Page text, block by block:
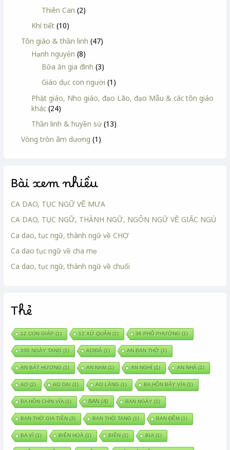
Thiên Can (2)
Khí tiết (10)
Tôn giáo & thần linh (47)
Hạnh nguyện (8)
Bữa ăn gia đình (3)
Giáo dục con người (1)
Phật giáo, Nho giáo, đạo Lão, đạo Mẫu & các tôn giáo
khác (24)
Thần linh & huyền sử (13)
Vòng tròn âm dương (1)
Bài xem nhiều
CA DAO, TỤC NGỮ VỀ MƯA
CA DAO, TỤC NGỮ, THÀNH NGỮ, NGÔN NGỮ VỀ GIẤC NGỦ
Ca dao, tục ngữ, thành ngữ về CHỢ
Ca dao tục ngữ về cha mẹ
Ca dao, tục ngữ, thành ngữ về chuối
Thẻ
12 CON GIÁP (1) 12 XỨ QUÂN (1) 36 PHỐ PHƯỜNG (1)
100 NGÀY TANG (1) ADIĐÀ (1) AN BAN THỜ(1)
AN BÁT HƯƠNG (1) AN NAM(1) AN NGHỈ (1) AN NHÀ (1)
AO (2) AO DẠI (1) AO LÀNG (1) BA HỒN BẢY VÍA(1)
BA HỒN CHÍN VÍA(1) BAN (4) BAN NGÀY (1)
BAN THỜ GIA TIÊN (3) BAN THỜ TANG (1) BAN ĐÊM(1)
BA VÌ (1) BIÊN HOÀ (1) BIỂN (1) BUI (1)